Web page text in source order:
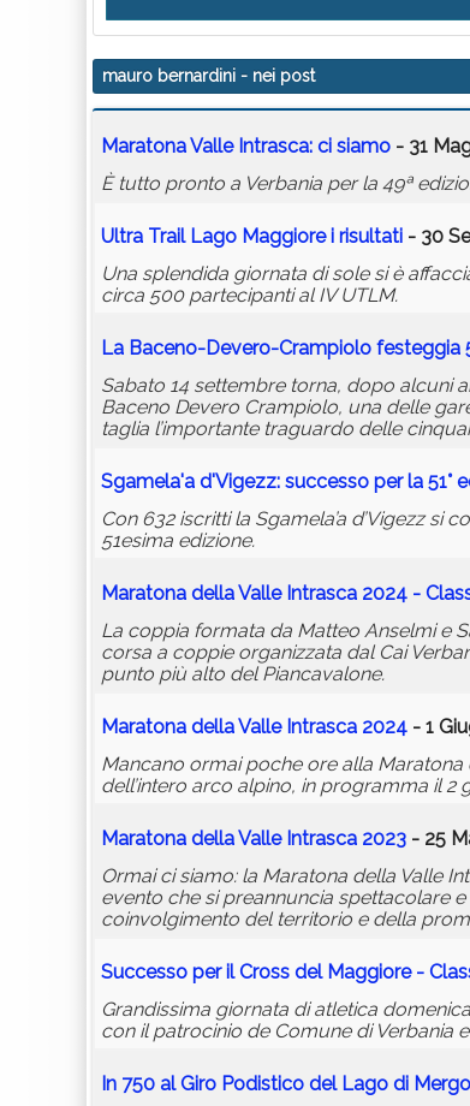
mauro bernardini - nei post
Maratona Valle Intrasca: ci siamo - 31
È tutto pronto a Verbania per la 49ª
Ultra Trail Lago Maggiore i risultati - 30
Una splendida giornata di sole si è
circa 500 partecipanti al IV UTLM.
La Baceno-Devero-Crampiolo festeggia
Sabato 14 settembre torna, dopo alcuni
Baceno Devero Crampiolo, una delle
taglia l’importante traguardo delle
Sgamela'a d'Vigezz: successo per la 51°
Con 632 iscritti la Sgamela’a d’Vigezz
51esima edizione.
Maratona della Valle Intrasca 2024 -
La coppia formata da Matteo Anselmi e
corsa a coppie organizzata dal Cai
punto più alto del Piancavalone.
Maratona della Valle Intrasca 2024 - 1
Mancano ormai poche ore alla
dell’intero arco alpino, in programma il 2
Maratona della Valle Intrasca 2023 - 25
Ormai ci siamo: la Maratona della Valle
evento che si preannuncia spettacolare
coinvolgimento del territorio e della
Successo per il Cross del Maggiore -
Grandissima giornata di atletica
con il patrocinio de Comune di Verbania
In 750 al Giro Podistico del Lago di